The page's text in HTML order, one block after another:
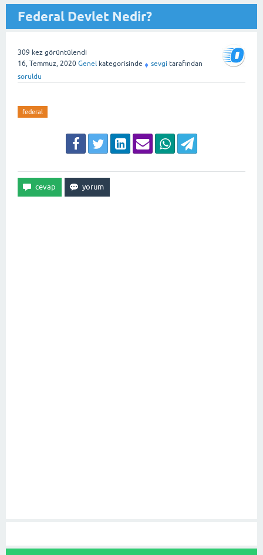
Federal Devlet Nedir?
309 kez görüntülendi
16, Temmuz, 2020 Genel kategorisinde ♦ sevgi tarafından
soruldu
federal